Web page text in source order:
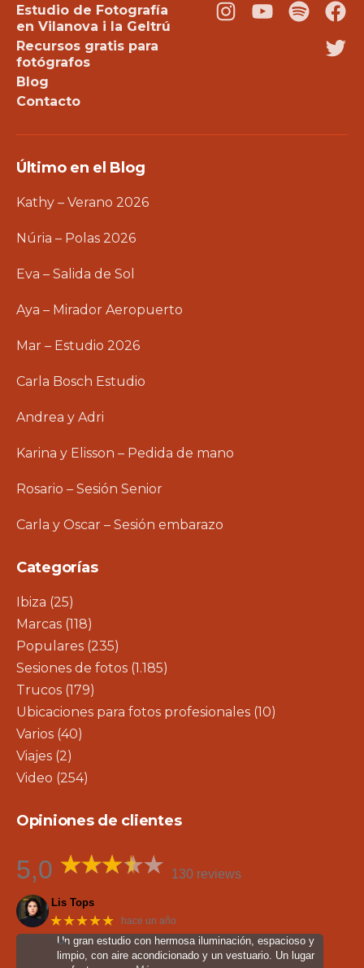
Estudio de Fotografía
en Vilanova i la Geltrú
Recursos gratis para
fotógrafos
Blog
Contacto
Instagram
YoutubePodcast
Último en el Blog
Kathy – Verano 2026
Núria – Polas 2026
Eva – Salida de Sol
Aya – Mirador Aeropuerto
Mar – Estudio 2026
Carla Bosch Estudio
Andrea y Adri
Karina y Elisson – Pedida de mano
Rosario – Sesión Senior
Carla y Oscar – Sesión embarazo
Categorías
Ibiza (25)
Marcas (118)
Populares (235)
Sesiones de fotos (1.185)
Trucos (179)
Ubicaciones para fotos profesionales (10)
Varios (40)
Viajes (2)
Video (254)
Opiniones de clientes
5,0 130 reviews
Lis Tops
★★★★★ hace un año
Un gran estudio con hermosa iluminación, espacioso y
limpio, con aire acondicionado y un vestuario. Un lugar